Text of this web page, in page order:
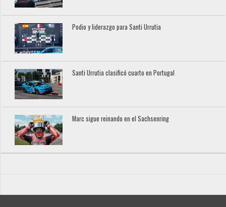
Podio y liderazgo para Santi Urrutia
Santi Urrutia clasificó cuarto en Portugal
Marc sigue reinando en el Sachsenring